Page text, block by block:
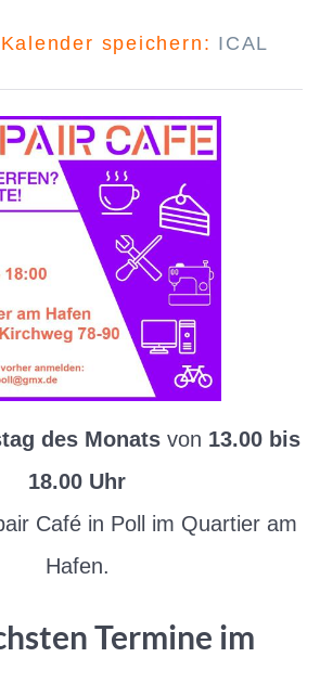
speichern: ICAL
des Monatsvon 13.00 bis
18.00 Uhr
Café in Poll im Quartier am
Hafen.
Termine im